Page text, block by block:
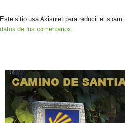
Este sitio usa Akismet para reducir el spam.
datos de tus comentarios.